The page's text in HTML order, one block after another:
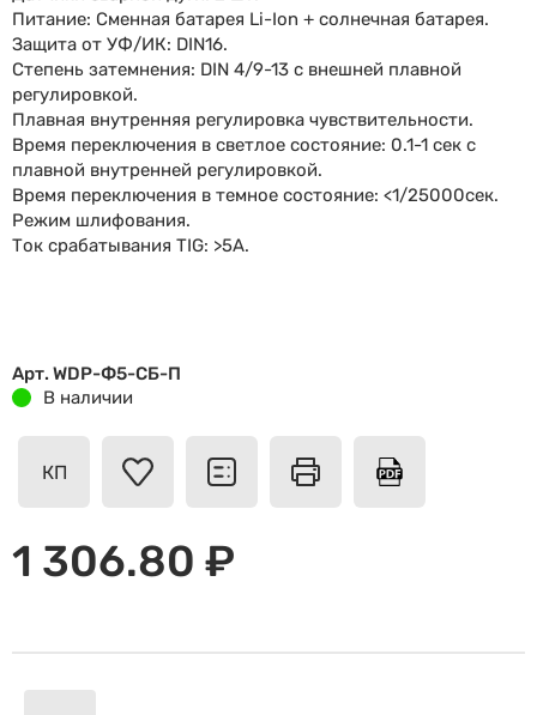
Питание: Сменная батарея Li-Ion + солнечная батарея.
Защита от УФ/ИК: DIN16.
Степень затемнения: DIN 4/9-13 с внешней плавной
регулировкой.
Плавная внутренняя регулировка чувствительности.
Время переключения в светлое состояние: 0.1-1 сек с
плавной внутренней регулировкой.
Время переключения в темное состояние: <1/25000сек.
Режим шлифования.
Ток срабатывания TIG: >5A.
Арт. WDP-Ф5-СБ-П
В наличии
КП
1 306.80 ₽